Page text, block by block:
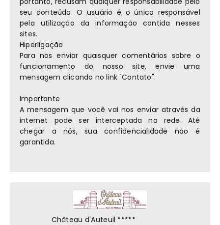
seu conteúdo. O usuário é o único responsável
pela utilização da informação contida nesses
sites.
Hiperligação
Para nos enviar quaisquer comentários sobre o
funcionamento do nosso site, envie uma
mensagem clicando no link "Contato".
Importante
A mensagem que você vai nos enviar através da
internet pode ser interceptada na rede. Até
chegar a nós, sua confidencialidade não é
garantida.
Château d'Auteuil